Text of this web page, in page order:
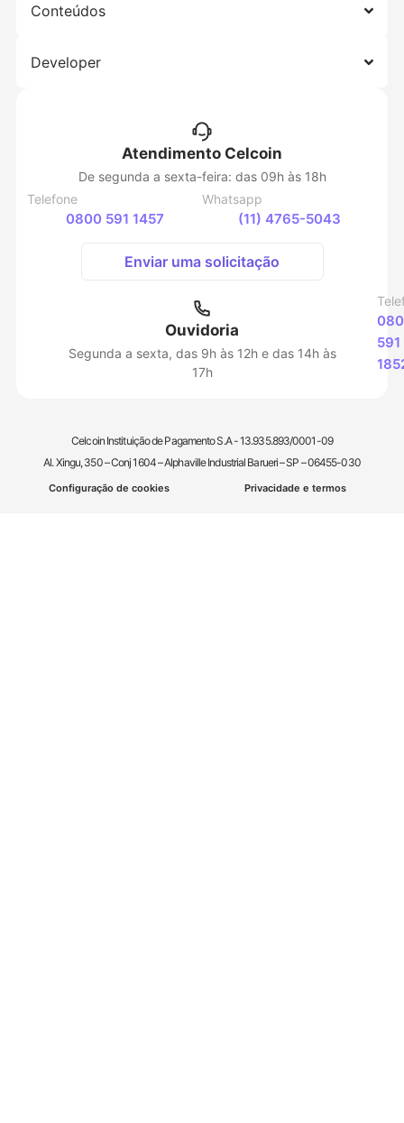
Conteúdos
Developer
Atendimento Celcoin
De segunda a sexta-feira: das 09h às 18h
Telefone
0800 591 1457
Whatsapp
(11) 4765-5043
Enviar uma solicitação
Ouvidoria
Segunda a sexta, das 9h às 12h e das 14h às
17h
591
Celcoin Instituição de Pagamento S.A - 13.935.893/0001-09
Al. Xingu, 350 – Conj 1604 – Alphaville Industrial Barueri – SP – 06455-030
Configuração de cookies Privacidade e termos